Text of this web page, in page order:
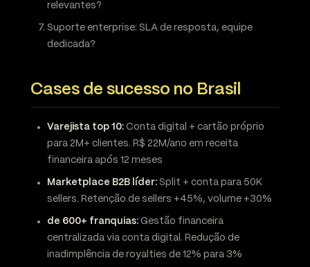
relevantes?
Suporte enterprise: SLA de resposta, equipe
dedicada?
Cases de sucesso no Brasil
Varejista top 10: Conta digital + cartão próprio
para 2M+ clientes. R$ 22M/ano em receita
financeira após 12 meses
Marketplace B2B líder: Split + conta para 50K
sellers. Retenção de sellers +45%, volume +30%
de 600+ franquias: Gestão financeira
centralizada via conta digital. Redução de
inadimplência de royalties de 12% para 3%